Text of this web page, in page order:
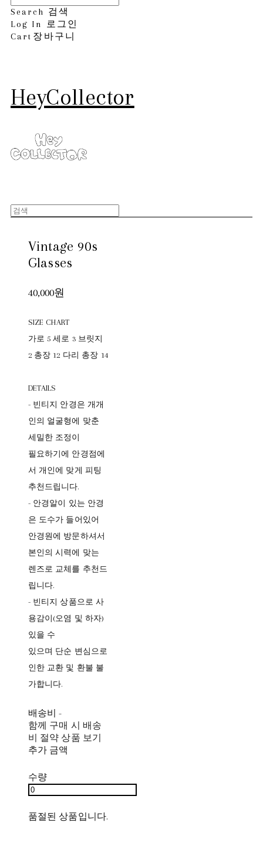
Search 검색
Log In
로그인
Cart 장바구니
HeyCollector
Vintage 90s
Glasses
40,000원
SIZE CHART
가로 5 세로 3 브릿지
2 총장 12 다리 총장 14
DETAILS
- 빈티지 안경은 개개
인의 얼굴형에 맞춘
세밀한 조정이
필요하기에 안경점에
서 개인에 맞게 피팅
추천드립니다.
- 안경알이 있는 안경
은 도수가 들어있어
안경원에 방문하셔서
본인의 시력에 맞는
렌즈로 교체를 추천드
립니다.
- 빈티지 상품으로 사
용감이(오염 및 하자)
있을 수
있으며 단순 변심으로
인한 교환 및 환불 불
가합니다.
배송비-
함께 구매 시 배송
비 절약 상품 보기
추가 금액
수량
품절된 상품입니다.